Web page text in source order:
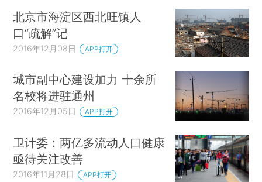
北京市海淀区西北旺镇人
口“疏解”记
2016年12月08日 APP打开
城市副中心建设加力 十余所
名校将进驻通州
2016年12月05日 APP打开
卫计委：两亿多流动人口健康
亟待关注改善
2016年11月28日 APP打开